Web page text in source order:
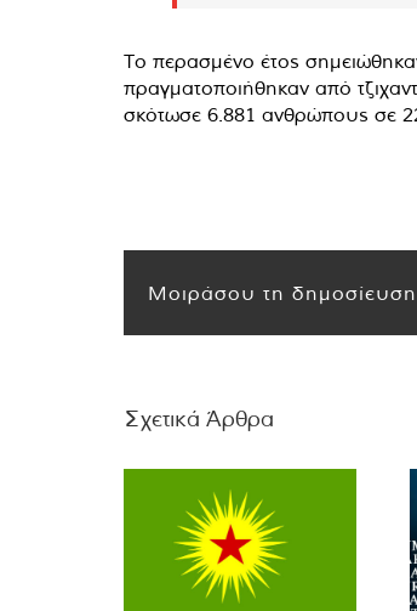
Το περασμένο έτος
πραγματοποιήθηκαν από
σκότωσε 6.881 ανθρώπους σε
Μοιράσου τη δημοσίευση
Σχετικά Άρθρα